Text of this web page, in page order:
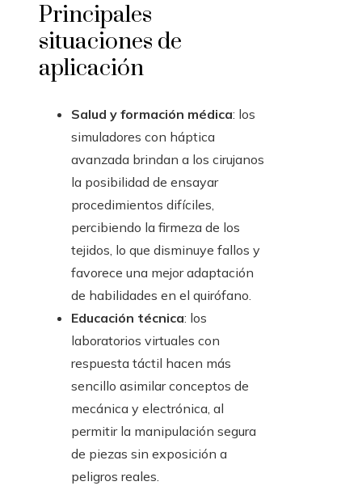
Principales
situaciones de
aplicación
Salud y formación médica: los
simuladores con háptica
avanzada brindan a los cirujanos
la posibilidad de ensayar
procedimientos difíciles,
percibiendo la firmeza de los
tejidos, lo que disminuye fallos y
favorece una mejor adaptación
de habilidades en el quirófano.
Educación técnica: los
laboratorios virtuales con
respuesta táctil hacen más
sencillo asimilar conceptos de
mecánica y electrónica, al
permitir la manipulación segura
de piezas sin exposición a
peligros reales.